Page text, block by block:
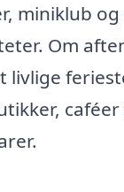
miniklub og
Om
livlige